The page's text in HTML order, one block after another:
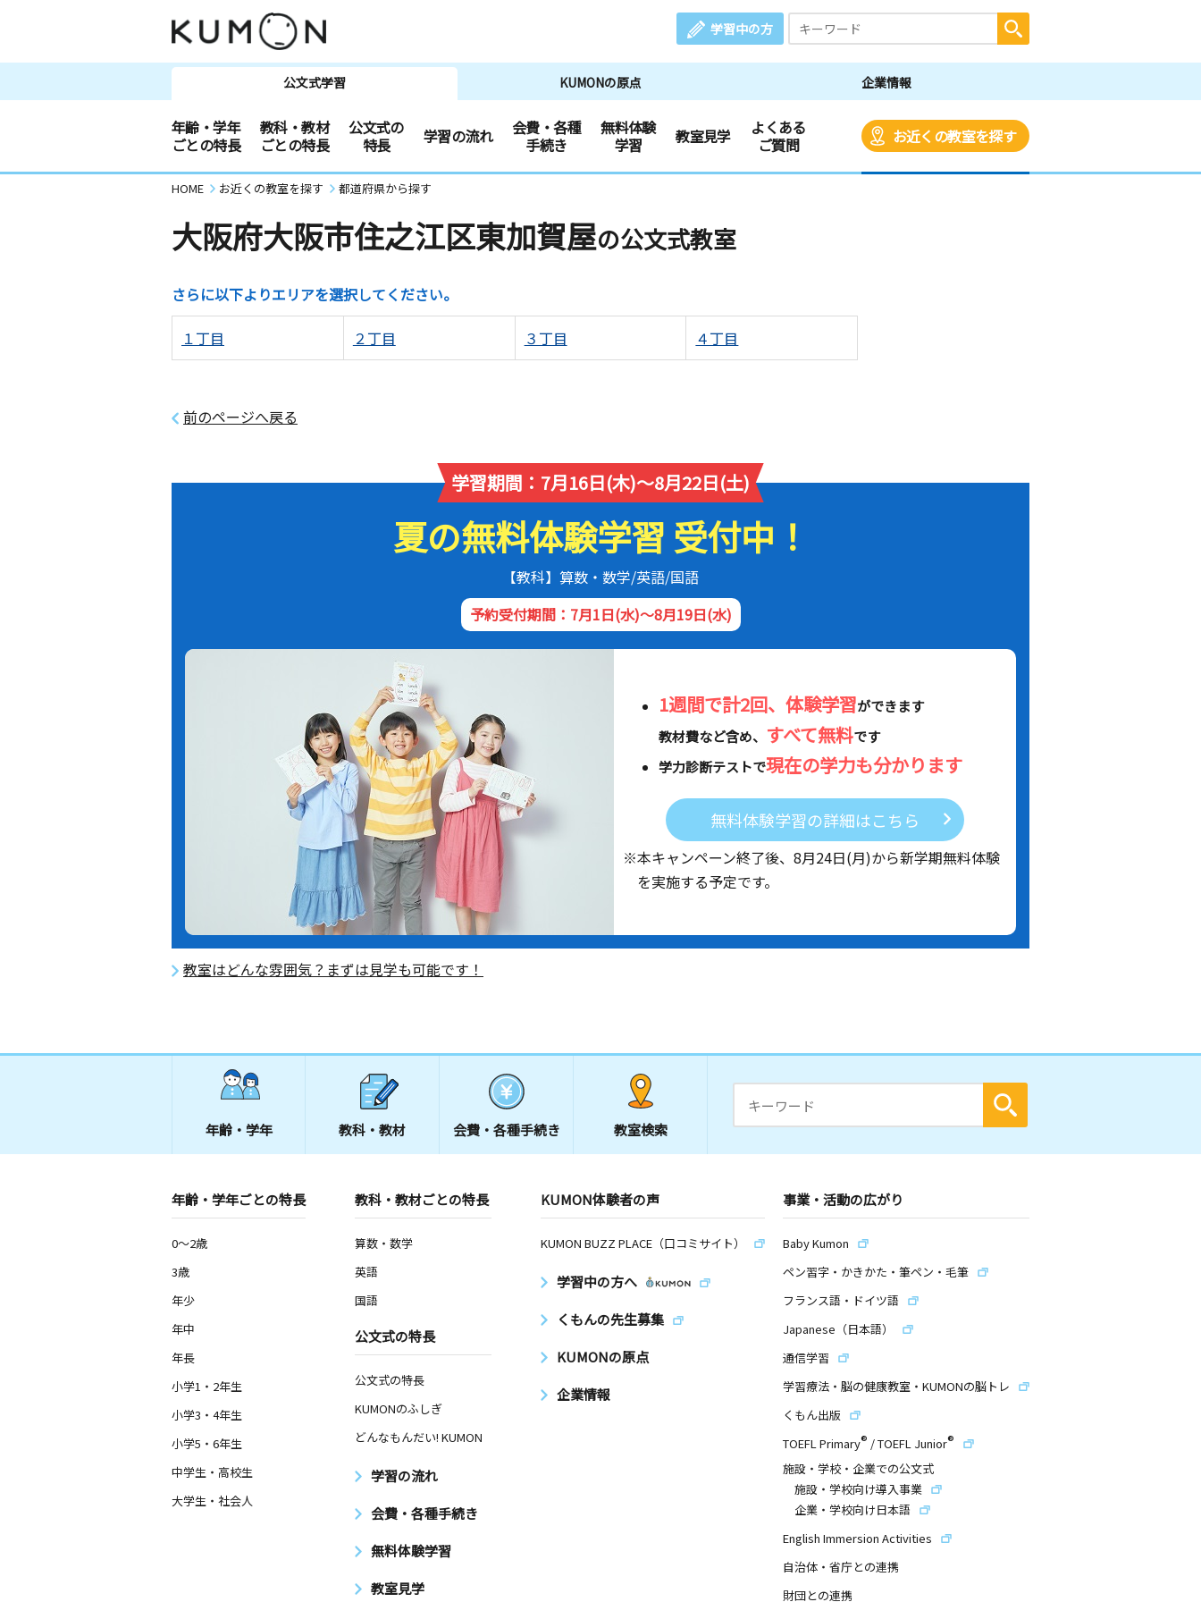
学習中の方
公文式学習 KUMONの原点 企業情報
年齢・学年
ごとの特長
教科・教材
ごとの特長
公文式の
特長
学習の流れ
会費・各種
手続き
無料体験
学習
教室見学
よくある
ご質問
お近くの教室を探す
HOME お近くの教室を探す 都道府県から探す
大阪府大阪市住之江区東加賀屋の公文式教室
さらに以下よりエリアを選択してください。
１丁目 ２丁目 ３丁目 ４丁目
前のページへ戻る
学習期間：7月16日(木)～8月22日(土)
夏の無料体験学習 受付中！
【教科】算数・数学/英語/国語
予約受付期間：7月1日(水)～8月19日(水)
1週間で計2回、体験学習ができます
教材費など含め、 すべて無料です
学力診断テストで現在の学力も分かります
無料体験学習の詳細はこちら
※本キャンペーン終了後、 8月24日(月)から新学期無料体験
を実施する予定です。
教室はどんな雰囲気？まずは見学も可能です！
年齢・学年 教科・教材 会費・ 各種手続き 教室検索
年齢・学年ごとの特長
0～2歳
3歳
年少
年中
年長
小学1・2年生
小学3・4年生
小学5・6年生
中学生・高校生
大学生・社会人
教科・教材ごとの特長
算数・数学
英語
国語
公文式の特長
公文式の特長
KUMONのふしぎ
どんなもんだい! KUMON
学習の流れ
会費・各種手続き
無料体験学習
教室見学
KUMON体験者の声
KUMON BUZZ PLACE（口コミサイト）
学習中の方へ
くもんの先生募集
KUMONの原点
企業情報
事業・活動の広がり
Baby Kumon
ペン習字・かきかた・筆ペン・毛筆
フランス語・ドイツ語
Japanese（日本語）
通信学習
学習療法・脳の健康教室・KUMONの脳トレ
くもん出版
TOEFL Primary® /TOEFL Junior®
施設・学校・企業での公文式
施設・学校向け導入事業
企業・学校向け日本語
English Immersion Activities
自治体・省庁との連携
財団との連携